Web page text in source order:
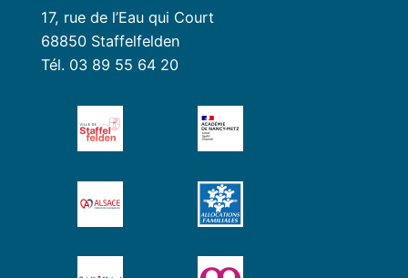
17, rue de l’Eau qui Court
68850 Staffelfelden
Tél. 03 89 55 64 20